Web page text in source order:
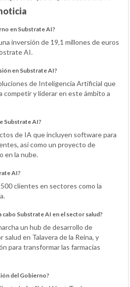
en Substrate AI?
inversión de 19,1 millones de euros
AI.
en Substrate AI?
de Inteligencia Artificial que
competir y liderar en este ámbito a
Substrate AI?
de IA que incluyen software para
así como un proyecto de
en la nube.
AI?
clientes en sectores como la
cabo Substrate AI en el sector salud?
un hub de desarrollo de
en Talavera de la Reina, y
para transformar las farmacias
del Gobierno?